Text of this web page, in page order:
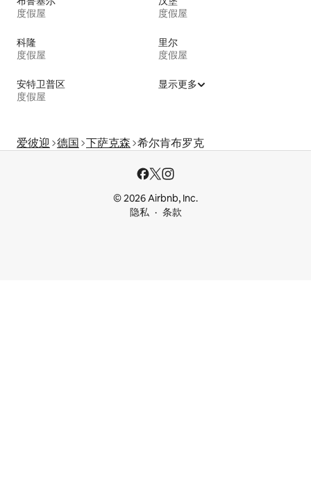
度假屋
度假屋
科隆
度假屋
里尔
度假屋
安特卫普区
度假屋
显示更多
爱彼迎 德国 下萨克森 希尔肯布罗克
© 2026 Airbnb, Inc.
隐私
条款